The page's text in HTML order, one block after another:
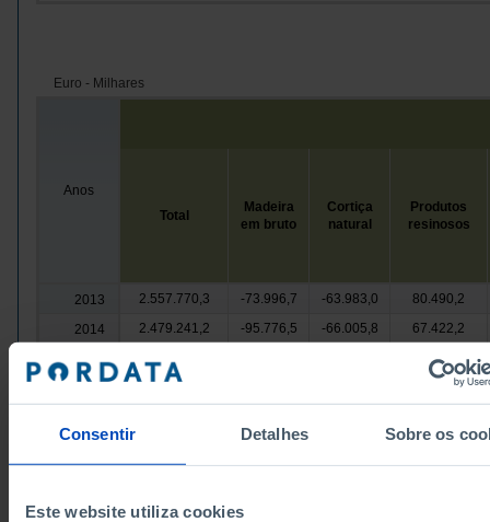
Consentir Detalhes Sobre os
Este website utiliza cookies
Euro - Milhares
Anos
Total
Madeira
em bruto
Cortiça
natural
Produtos
resinosos
2013 2.557.770,3 -73.996,7 -63.983,0
80.490,2
2014
2.479.241,2 -95.776,5 -66.005,8
67.422,2
2015
2.568.884,8
50.807,6
81.134,9
2020
2.388.646,5 -138.923,0